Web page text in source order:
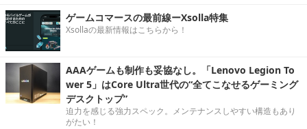
ゲームコマースの最前線ーXsolla特集
Xsollaの最新情報はこちらから！
AAAゲームも制作も妥協なし。「Lenovo Legion To
wer 5」はCore Ultra世代の“全てこなせるゲーミング
デスクトップ”
迫力を感じる強力スペック。メンテナンスしやすい構造もあり
がたい！